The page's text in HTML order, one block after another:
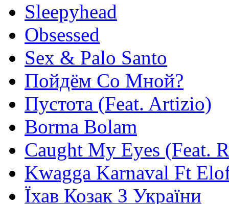
Sleepyhead
Obsessed
Sex & Palo Santo
Пойдём Со Мной?
Пустота (Feat. Artizio)
Borma Bolam
Caught My Eyes (Feat.
Kwagga Karnaval Ft
Їхав Козак З України